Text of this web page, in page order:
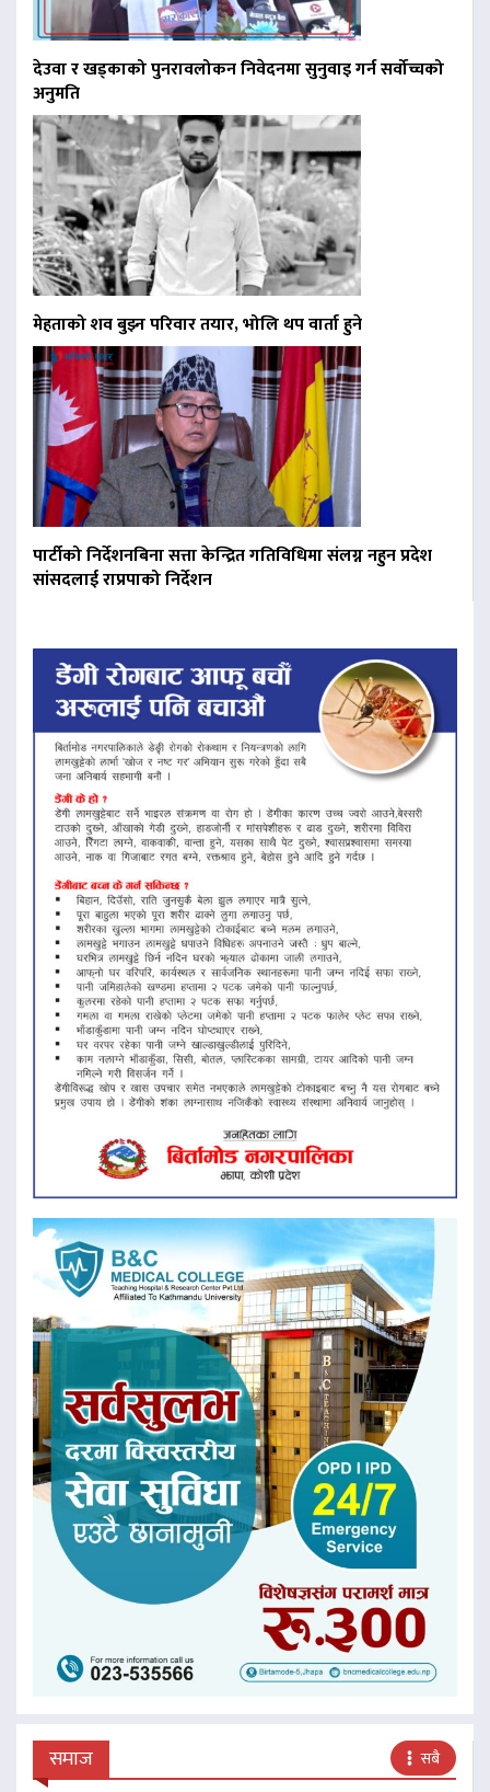
देउवा र खड्काको पुनरावलोकन निवेदनमा सुनुवाइ गर्न सर्वोच्चको
अनुमति
मेहताको शव बुझ्न परिवार तयार, भोलि थप वार्ता हुने
पार्टीको निर्देशनबिना सत्ता केन्द्रित गतिविधिमा संलग्न नहुन प्रदेश
सांसदलाई राप्रपाको निर्देशन
समाज सबै